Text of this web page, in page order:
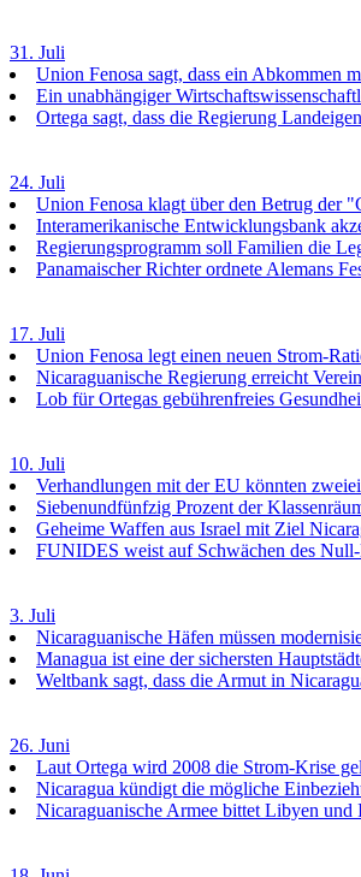
31. Juli
Union Fenosa sagt, dass ein Abkommen
Ein unabhängiger
Ortega sagt, dass die Regierung
24. Juli
Union Fenosa klagt über den Betrug der
Interamerikanische Entwicklungsbank
Regierungsprogramm soll Familien die
Panamaischer Richter ordnete Alemans
17. Juli
Union Fenosa legt einen neuen Strom-
Nicaraguanische Regierung erreicht
Lob für Ortegas gebührenfreies
10. Juli
Verhandlungen mit der EU könnten
Siebenundfünfzig Prozent der
Geheime Waffen aus Israel mit Ziel
FUNIDES weist auf Schwächen des
3. Juli
Nicaraguanische Häfen müssen
Managua ist eine der sichersten
Weltbank sagt, dass die Armut in
26. Juni
Laut Ortega wird 2008 die Strom-Krise
Nicaragua kündigt die mögliche
Nicaraguanische Armee bittet Libyen